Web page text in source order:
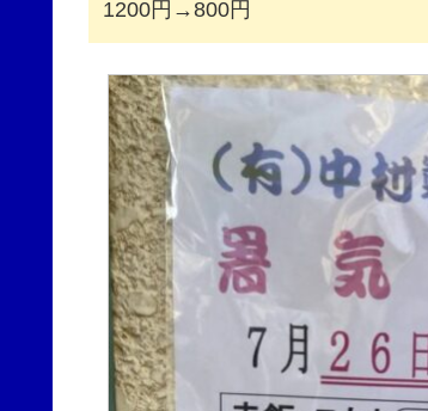
1200円→800円